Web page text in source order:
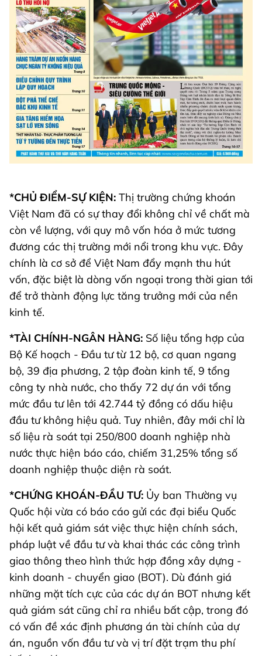
*CHỦ ĐIỂM-SỰ KIỆN: Thị trường chứng khoán
Việt Nam đã có sự thay đổi không chỉ về chất mà
còn về lượng, với quy mô vốn hóa ở mức tương
đương các thị trường mới nổi trong khu vực. Đây
chính là cơ sở để Việt Nam đẩy mạnh thu hút
vốn, đặc biệt là dòng vốn ngoại trong thời gian tới
để trở thành động lực tăng trưởng mới của nền
kinh tế.
*TÀI CHÍNH-NGÂN HÀNG: Số liệu tổng hợp của
Bộ Kế hoạch - Đầu tư từ 12 bộ, cơ quan ngang
bộ, 39 địa phương, 2 tập đoàn kinh tế, 9 tổng
công ty nhà nước, cho thấy 72 dự án với tổng
mức đầu tư lên tới 42.744 tỷ đồng có dấu hiệu
đầu tư không hiệu quả. Tuy nhiên, đây mới chỉ là
số liệu rà soát tại 250/800 doanh nghiệp nhà
nước thực hiện báo cáo, chiếm 31,25% tổng số
doanh nghiệp thuộc diện rà soát.
*CHỨNG KHOÁN-ĐẦU TƯ: Ủy ban Thường vụ
Quốc hội vừa có báo cáo gửi các đại biểu Quốc
hội kết quả giám sát việc thực hiện chính sách,
pháp luật về đầu tư và khai thác các công trình
giao thông theo hình thức hợp đồng xây dựng -
kinh doanh - chuyển giao (BOT). Dù đánh giá
những mặt tích cực của các dự án BOT nhưng kết
quả giám sát cũng chỉ ra nhiều bất cập, trong đó
có vấn đề xác định phương án tài chính của dự
án, nguồn vốn đầu tư và vị trí đặt trạm thu phí